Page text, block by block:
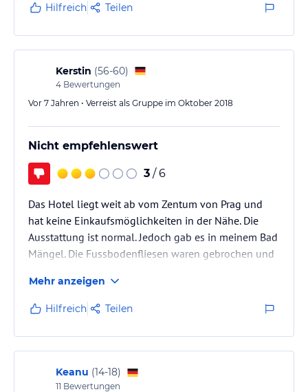
Hilfreich Teilen
Kerstin (56-60)
4 Bewertungen
Vor 7 Jahren • Verreist als Gruppe im Oktober 2018
Nicht empfehlenswert
3 / 6
Das Hotel liegt weit ab vom Zentum von Prag und
hat keine Einkaufsmöglichkeiten in der Nähe. Die
Ausstattung ist normal. Jedoch gab es in meinem Bad
Mängel. Die Fussbodenfliesen waren gebrochen und
Die Duschkabine war auch sehr eng und die Fugen
mit beginnenden Schimmel.Das Frühstücksbuffet
sehr mager. Ich würde nicht wieder in diesem Hotel
übernachten.
Mehr anzeigen
Hilfreich Teilen
Keanu (14-18)
11 Bewertungen